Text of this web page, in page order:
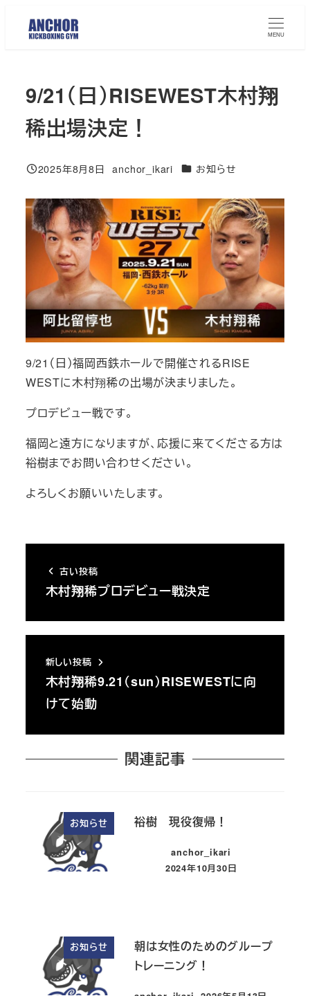
MENU
9/21（日）RISEWEST木村翔
稀出場決定！
投稿日
2025年8月8日
著
anchor_ikari カテゴリー
お知らせ
9/21（日）福岡西鉄ホールで開催されるRISE
WESTに木村翔稀の出場が決まりました。
プロデビュー戦です。
福岡と遠方になりますが、応援に来てくださる方は
裕樹までお問い合わせください。
よろしくお願いいたします。
古い投稿
木村翔稀プロデビュー戦決定
新しい投稿
木村翔稀9.21（sun）RISEWESTに向
けて始動
関連記事
お知らせ 裕樹 現役復帰！
anchor_ikari
投稿日
2024年10月30日
お知らせ
朝は女性のためのグループ
トレーニング！